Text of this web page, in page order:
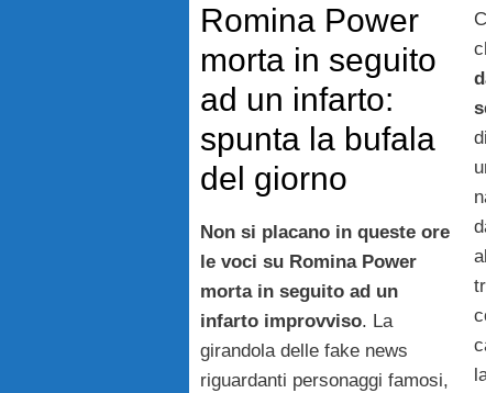
Romina Power
morta in seguito
ad un infarto:
spunta la bufala
del giorno
Non si placano in queste ore
le voci su Romina Power
morta in seguito ad un
infarto improvviso. La
girandola delle fake news
riguardanti personaggi famosi,